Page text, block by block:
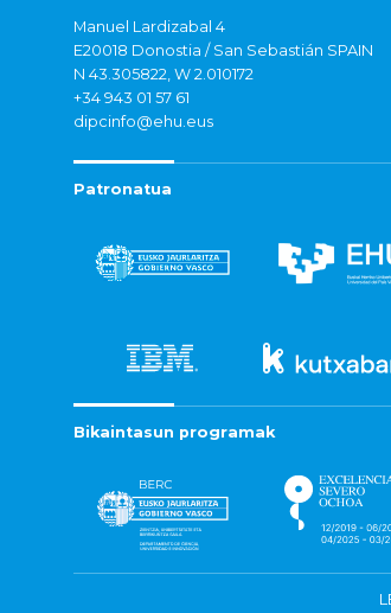
Manuel Lardizabal 4
E20018 Donostia / San Sebastián SPAIN
N 43.305822, W 2.010172
+34 943 01 57 61
dipcinfo@ehu.eus
Patronatua
Bikaintasun programak